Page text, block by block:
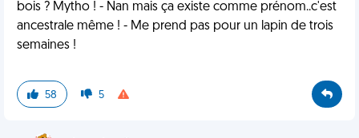
bois ? Mytho ! - Nan mais ça existe comme prénom..c'est
ancestrale même ! - Me prend pas pour un lapin de trois
semaines !
58 5